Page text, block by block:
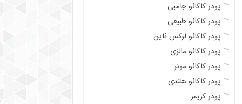
پودر کاکائو جامبی
پودر کاکائو طبیعی
پودر کاکائو لوکس فاین
پودر کاکائو مالزی
پودر کاکائو مونر
پودر کاکائو هلندی
پودر کریمر